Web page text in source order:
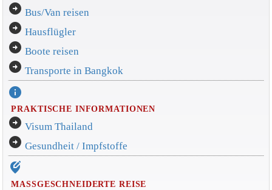
arrow_circle_right Bus/Van reisen
arrow_circle_right Hausflügler
arrow_circle_right Boote reisen
arrow_circle_right Transporte in Bangkok
info
PRAKTISCHE INFORMATIONEN
arrow_circle_right Visum Thailand
arrow_circle_right Gesundheit / Impfstoffe
edit_location_alt
MASSGESCHNEIDERTE REISE